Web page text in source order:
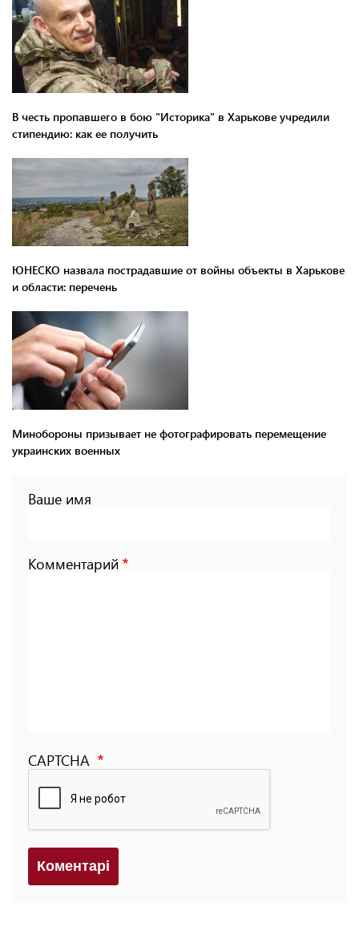
В честь пропавшего в бою "Историка" в Харькове учредили
стипендию: как ее получить
ЮНЕСКО назвала пострадавшие от войны объекты в Харькове
и области: перечень
Минобороны призывает не фотографировать перемещение
украинских военных
Ваше имя
Комментарий
CAPTCHA
Коментарi